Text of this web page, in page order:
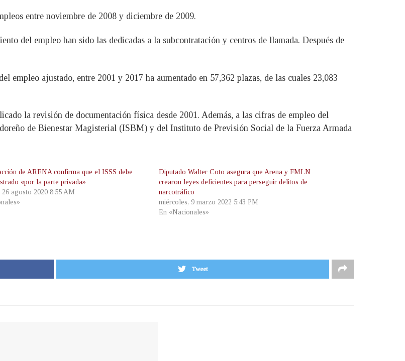
entre noviembre de 2008 y diciembre de 2009.
del empleo han sido las dedicadas a la subcontratación y centros de llamada. Después de
empleo ajustado, entre 2001 y 2017 ha aumentado en 57,362 plazas, de las cuales 23,083
la revisión de documentación física desde 2001. Además, a las cifras de empleo del
de Bienestar Magisterial (ISBM) y del Instituto de Previsión Social de la Fuerza Armada
de ARENA confirma que el ISSS debe
«por la parte privada»
26 agosto 2020 8:55 AM
Diputado Walter Coto asegura que Arena y FMLN
crearon leyes deficientes para perseguir delitos de
narcotráfico
miércoles, 9 marzo 2022 5:43 PM
En «Nacionales»
Tweet